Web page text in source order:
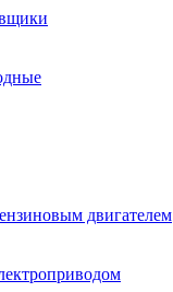
двигателем